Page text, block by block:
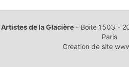
Artistes de la Glacière- Boite 1503 -
Paris
Création de site